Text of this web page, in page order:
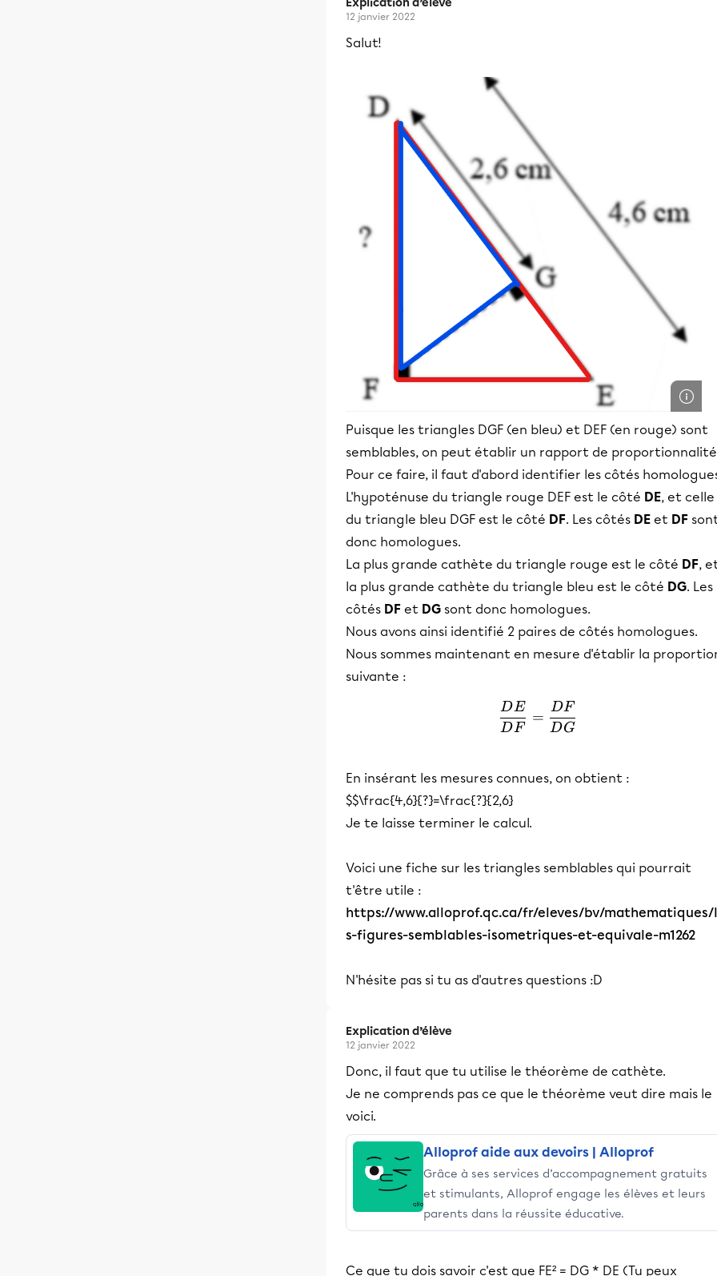
12 janvier 2022
Salut!
Puisque les triangles DGF (en bleu) et DEF (en rouge) sont
semblables, on peut établir un rapport de
Pour ce faire, il faut d'abord identifier les côtés
L'hypoténuse du triangle rouge DEF est le côté DE, et celle
du triangle bleu DGF est le côté DF. Les côtés DE et DF
donc homologues.
La plus grande cathète du triangle rouge est le côté DF,
la plus grande cathète du triangle bleu est le côté DG. Les
côtés DF et DG sont donc homologues.
Nous avons ainsi identifié 2 paires de côtés homologues.
Nous sommes maintenant en mesure d'établir la
suivante :
DF
DE
=
DG
DF
En insérant les mesures connues, on obtient :
$$\frac{4,6}{?}=\frac{?}{2,6}
Je te laisse terminer le calcul.
Voici une fiche sur les triangles semblables qui pourrait
t'être utile :
https://www.alloprof.qc.ca/fr/eleves/bv/mathematiques/
s-figures-semblables-isometriques-et-equivale-m1262
N'hésite pas si tu as d'autres questions :D
Explication d’élève
12 janvier 2022
Donc, il faut que tu utilise le théorème de cathète.
Je ne comprends pas ce que le théorème veut dire mais le
voici.
Alloprof aide aux devoirs | Alloprof
Grâce à ses services d’accompagnement gratuits
et stimulants, Alloprof engage les élèves et leurs
parents dans la réussite éducative.
Ce que tu dois savoir c'est que FE² = DG * DE (Tu peux